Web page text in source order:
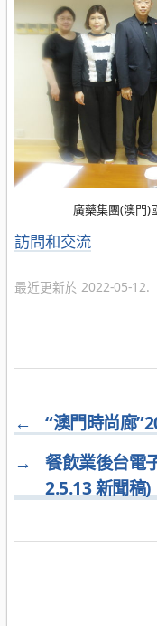
廣藥集團(澳門)
分
訪問和交流
最近更新於 2022-05-12.
←
“澳門時尚廊
→
餐飲業後台電
2.5.13 新聞稿)